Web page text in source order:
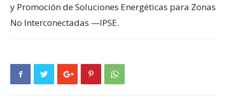
y Promoción de Soluciones Energéticas para Zonas
No Interconectadas —IPSE.